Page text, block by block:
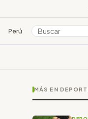
Perú Colombia
MÁS EN